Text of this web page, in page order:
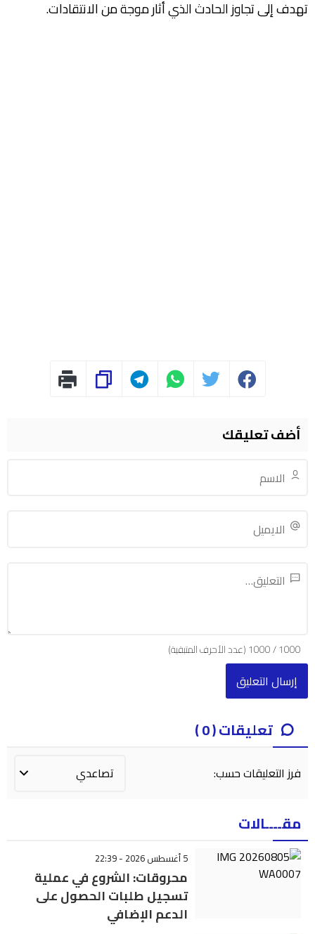
تهدف إلى تجاوز الحادث الذي أثار موجة من الانتقادات.
أضف تعليقك
1000
/
1000(عدد الأحرف المتبقية)
تعليقات ( 0 )
فرز التعليقات حسب:
مقــــالات
5 أغسطس 2026 - 22:39
محروقات: الشروع في عملية
تسجيل طلبات الحصول على
الدعم الإضافي